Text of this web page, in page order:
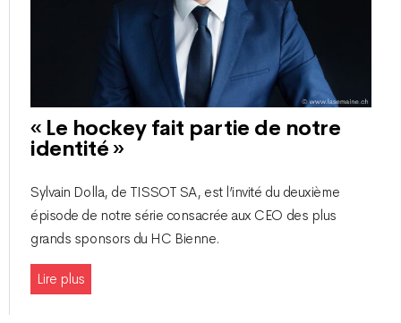
« Le hockey fait partie de notre
identité »
Sylvain Dolla, de TISSOT SA, est l’invité du deuxième
épisode de notre série consacrée aux CEO des plus
grands sponsors du HC Bienne.
Lire plus